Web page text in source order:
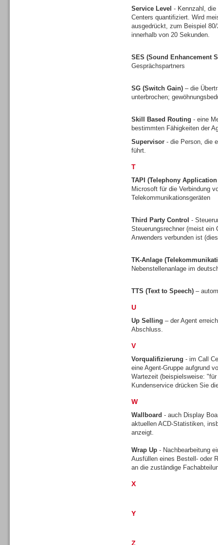
Service Level - Kennzahl,
Centers quantifiziert. Wird
ausgedrückt, zum Beispiel
innerhalb von 20 Sekunden.
SES (Sound Enhancement
Gesprächspartners
SG (Switch Gain) – die
unterbrochen;
Skill Based Routing - eine
bestimmten Fähigkeiten der
Supervisor - die Person, die
führt.
T
TAPI (Telephony
Microsoft für die Verbindung
Telekommunikationsgeräten
Third Party Control -
Steuerungsrechner (meist ein
Anwenders verbunden ist
TK-Anlage
Nebenstellenanlage im
TTS (Text to Speech) –
U
Up Selling – der Agent
Abschluss.
V
Vorqualifizierung - im Call
eine Agent-Gruppe aufgrund
Wartezeit (beispielsweise:
Kundenservice drücken Sie
W
Wallboard - auch Display
aktuellen ACD-Statistiken,
anzeigt.
Wrap Up - Nachbearbeitung
Ausfüllen eines Bestell- oder
an die zuständige
X
Y
Z